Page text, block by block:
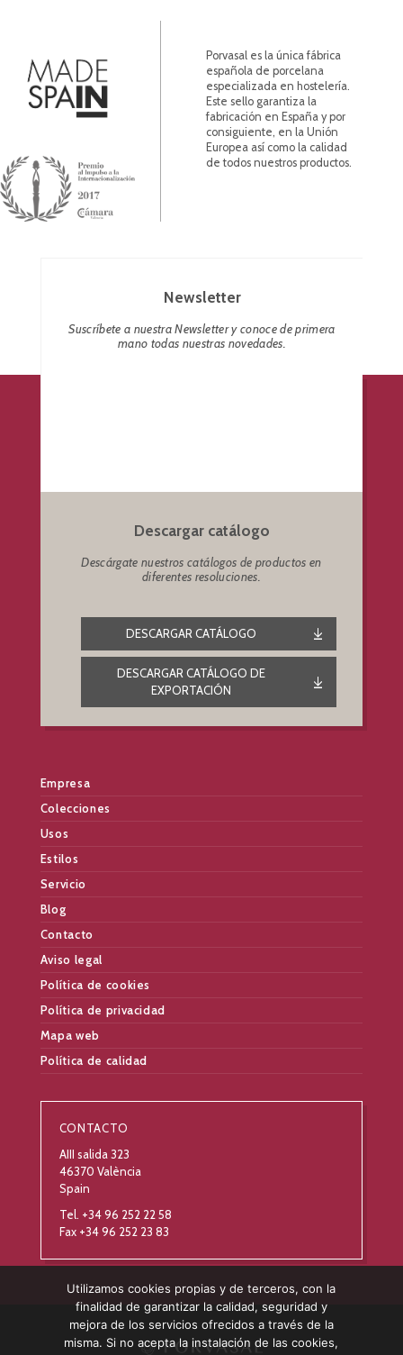
Porvasal es la única fábrica
española de porcelana
especializada en hostelería.
Este sello garantiza la
fabricación en España y por
consiguiente, en la Unión
Europea así como la calidad
de todos nuestros productos.
Newsletter
Suscríbete a nuestra Newsletter y conoce de primera
mano todas nuestras novedades.
Descargar catálogo
Descárgate nuestros catálogos de productos en
diferentes resoluciones.
DESCARGAR CATÁLOGO
DESCARGAR CATÁLOGO DE
EXPORTACIÓN
Empresa
Colecciones
Usos
Estilos
Servicio
Blog
Contacto
Aviso legal
Política de cookies
Política de privacidad
Mapa web
Política de calidad
CONTACTO
AIII salida 323
46370 València
Spain
Tel. +34 96 252 22 58
Fax +34 96 252 23 83
Utilizamos cookies propias y de terceros, con la
finalidad de garantizar la calidad, seguridad y
mejora de los servicios ofrecidos a través de la
misma. Si no acepta la instalación de las cookies,